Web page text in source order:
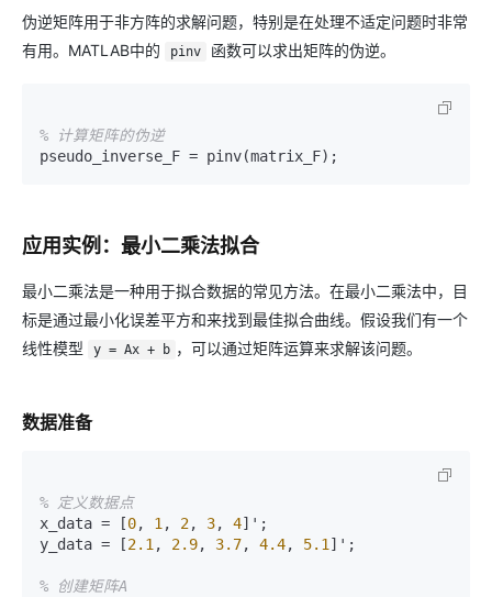
伪逆矩阵用于非方阵的求解问题，特别是在处理不适定问题时非常
有用。MATLAB中的
pinv 函数可以求出矩阵的伪逆。
% 计算矩阵的伪逆
应用实例：最小二乘法拟合
最小二乘法是一种用于拟合数据的常见方法。在最小二乘法中，目
标是通过最小化误差平方和来找到最佳拟合曲线。假设我们有一个
线性模型
y = Ax + b ，可以通过矩阵运算来求解该问题。
数据准备
% 定义数据点
x_data = [0, 1 , 2, 3, 4]';
y_data = [2.1 , 2.9, 3.7, 4.4, 5.1 ]';
% 创建矩阵A